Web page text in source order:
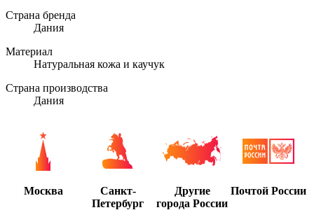
Страна бренда
Дания
Материал
Натуральная кожа и каучук
Страна производства
Дания
Москва
Санкт-
Петербург
Другие
города России
Почтой России